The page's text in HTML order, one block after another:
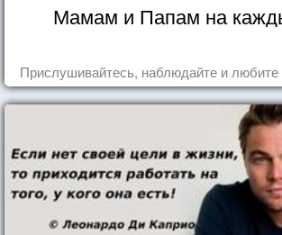
Мамам и Папам на
Прислушивайтесь, наблюдайте и